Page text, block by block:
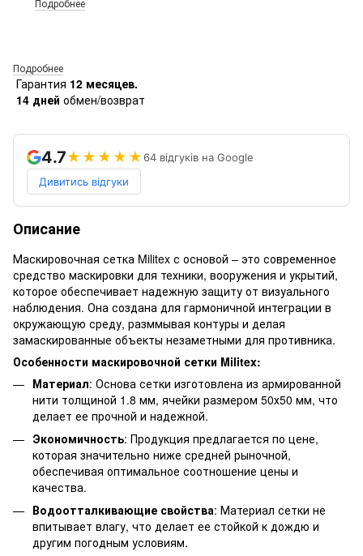
Подробнее
Гарантия 12 месяцев.
14 дней обмен/возврат
4.7★★★★★64 відгуків на Google
Дивитись відгуки
Описание
Маскировочная сетка Militex с основой – это современное
средство маскировки для техники, вооружения и укрытий,
которое обеспечивает надежную защиту от визуального
наблюдения. Она создана для гармоничной интеграции в
окружающую среду, разммывая контуры и делая
замаскированные объекты незаметными для противника.
Особенности маскировочной сетки Militex:
Материал: Основа сетки изготовлена из армированной
нити толщиной 1.8 мм, ячейки размером 50х50 мм, что
делает ее прочной и надежной.
Экономичность: Продукция предлагается по цене,
которая значительно ниже средней рыночной,
обеспечивая оптимальное соотношение цены и
качества.
Водоотталкивающие свойства: Материал сетки не
впитывает влагу, что делает ее стойкой к дождю и
другим погодным условиям.